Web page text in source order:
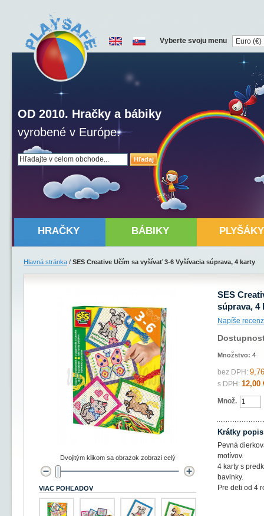
Hľadaj
OD 2010. Hračky a bábiky
vyrobené v Európe.
Vyberte svoju menu
HRAČKY BÁBIKY PLYŠÁKY
Hlavná stránka / SES Creative Učím sa vyšívať 3-6 Vyšívacia súprava, 4 karty
SES
súprava, 4
Napíše
Množstvo: 4
bez DPH:
s DPH: 12,00
Množ.
Krátky popis
Pevná
motívov.
4 karty s
bavlnky.
Pre deti od 4
Dvojitým klikom sa obrazok zobrazi celý
VIAC POHĽADOV